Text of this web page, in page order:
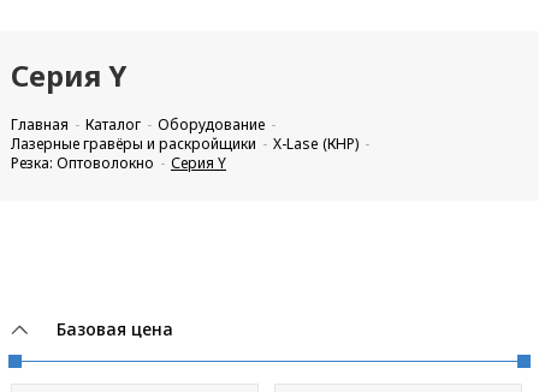
Серия Y
Главная Каталог
Оборудование
Лазерные гравёры и раскройщики
X-Lase (КНР)
Резка: Оптоволокно
Серия Y
Базовая цена